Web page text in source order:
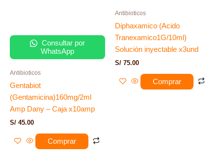
Consultar por
WhatsApp
Antibioticos
Gentabiot
(Gentamicina)160mg/2ml
Amp Dany – Caja x10amp
S/ 45.00
Comprar
Antibioticos
Diphaxamico (Acido
Tranexamico1G/10ml)
Solución inyectable x3und
S/ 75.00
Comprar